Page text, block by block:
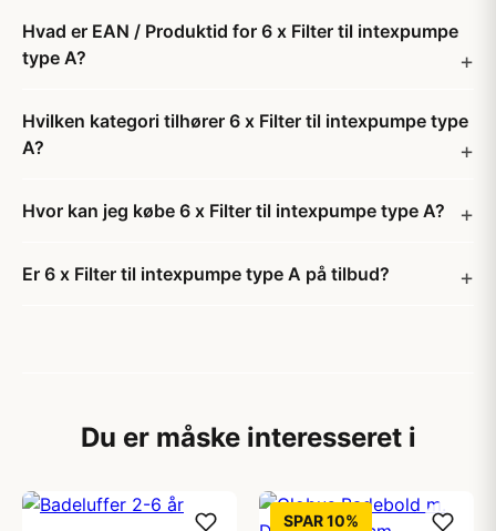
Hvad er EAN / Produktid for 6 x Filter til intexpumpe
type A?
Hvilken kategori tilhører 6 x Filter til intexpumpe type
A?
Hvor kan jeg købe 6 x Filter til intexpumpe type A?
Er 6 x Filter til intexpumpe type A på tilbud?
Du er måske interesseret i
SPAR 10%